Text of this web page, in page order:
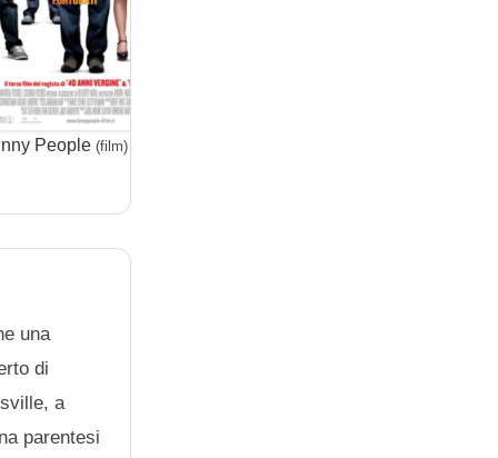
People (film)
una
di
a
parentesi